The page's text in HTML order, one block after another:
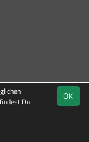
OK
Du